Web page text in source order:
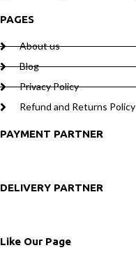
PAGES
About us
Blog
Privacy Policy
Refund and Returns Policy
PAYMENT PARTNER
DELIVERY PARTNER
Like Our Page